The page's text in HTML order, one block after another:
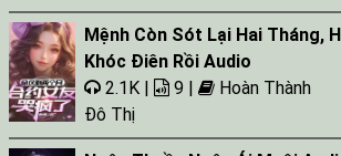
Mệnh Còn Sót Lại Hai Tháng,
Khóc Điên Rồi Audio
2.1K |
9 |
Hoàn Thành
Đô Thị